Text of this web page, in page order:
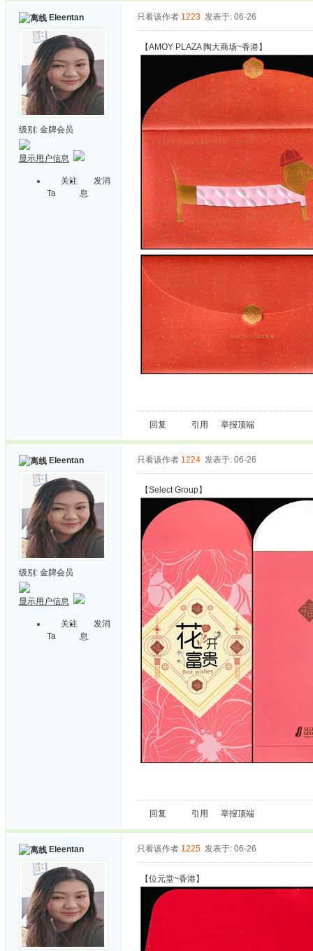
Eleentan
级别: 金牌会员
显示用户信息
关注
Ta
发消
息
只看该作者 1223 发表于: 06-26
【AMOY PLAZA 陶大商场~香港】
回复 引用 举报顶端
Eleentan
级别: 金牌会员
显示用户信息
关注
Ta
发消
息
只看该作者 1224 发表于: 06-26
【Select Group】
回复 引用 举报顶端
Eleentan 只看该作者 1225 发表于: 06-26
【位元堂~香港】